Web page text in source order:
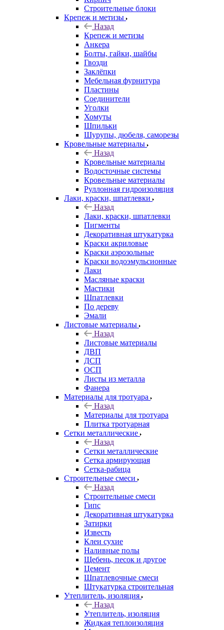
Строительные блоки
Крепеж и метизы
Назад
Крепеж и метизы
Анкера
Болты, гайки, шайбы
Гвозди
Заклёпки
Мебельная фурнитура
Пластины
Соединители
Уголки
Хомуты
Шпильки
Шурупы, дюбеля, саморезы
Кровельные материалы
Назад
Кровельные материалы
Водосточные системы
Кровельные материалы
Руллонная гидроизоляция
Лаки, краски, шпатлевки
Назад
Лаки, краски, шпатлевки
Пигменты
Декоративная штукатурка
Краски акриловые
Краски аэрозольные
Краски водоэмульсионные
Лаки
Масляные краски
Мастики
Шпатлевки
По дереву
Эмали
Листовые материалы
Назад
Листовые материалы
ДВП
ДСП
ОСП
Листы из металла
Фанера
Материалы для тротуара
Назад
Материалы для тротуара
Плитка тротуарная
Сетки металлические
Назад
Сетки металлические
Сетка армирующая
Сетка-рабица
Строительные смеси
Назад
Строительные смеси
Гипс
Декоративная штукатурка
Затирки
Известь
Клеи сухие
Наливные полы
Щебень, песок и другое
Цемент
Шпатлевочные смеси
Штукатурка строительная
Утеплитель, изоляция
Назад
Утеплитель, изоляция
Жидкая теплоизоляция